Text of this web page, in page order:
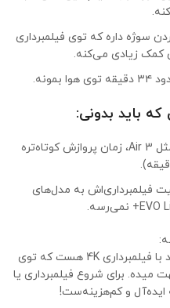
سوژه داره که توی فیلمبرداری
کمک زیادی می‌کنه.
باید بدونی:
در مقایسه با مدل‌های گرون‌تر مثل Air 3، زمان پروازش کوتاه‌تره
فیلمبرداری‌اش به مدل‌های
اقتصادی‌ترین پهپاد با فیلمبرداری 4K هست که توی
میده. برای شروع فیلمبرداری یا
ایده‌آل و کم‌هزینه‌ست!